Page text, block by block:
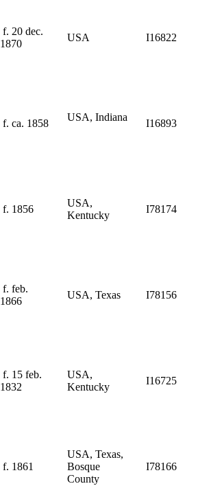
f. 20 dec.
1870
USA I16822
f. ca. 1858
USA, Indiana
I16893
f. 1856
USA,
Kentucky
I78174
f. feb.
1866
USA, Texas I78156
f. 15 feb.
1832
USA,
Kentucky
I16725
f. 1861
USA, Texas,
Bosque
County
I78166